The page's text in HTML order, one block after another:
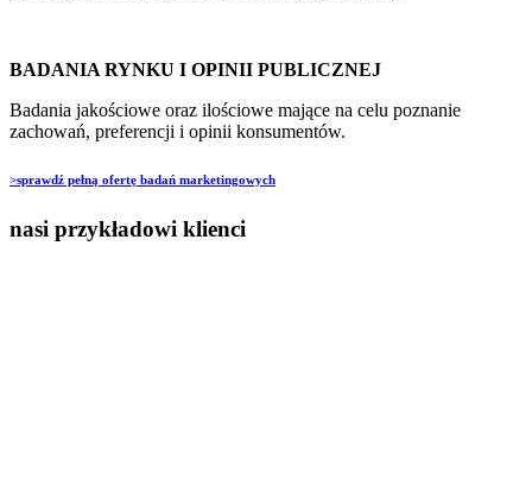
BADANIA RYNKU I OPINII PUBLICZNEJ
Badania jakościowe oraz ilościowe mające na celu poznanie
zachowań, preferencji i opinii konsumentów.
>sprawdź pełną ofertę badań marketingowych
nasi przykładowi klienci